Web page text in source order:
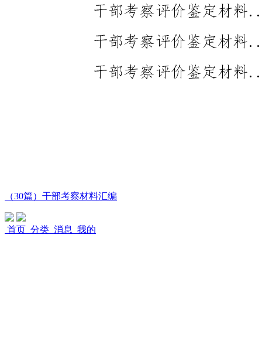
（30篇）干部考察材料汇编
首页 分类 消息 我的